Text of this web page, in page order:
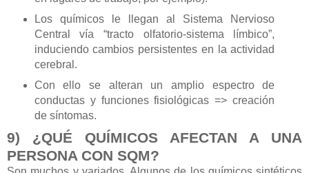
Los químicos le llegan al Sistema Nervioso
Central vía “tracto olfatorio-sistema límbico”,
induciendo cambios persistentes en la actividad
cerebral.
Con ello se alteran un amplio espectro de
conductas y funciones fisiológicas => creación
de síntomas.
9) ¿QUÉ QUÍMICOS AFECTAN A UNA
PERSONA CON SQM?